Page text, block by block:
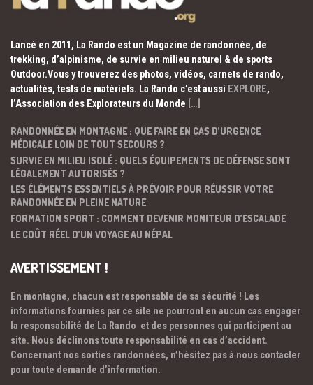
Lancé en 2011, La Rando est un Magazine de randonnée, de
trekking, d’alpinisme, de survie en milieu naturel & de sports
Outdoor.Vous y trouverez des photos, vidéos, carnets de rando,
actualités, tests de matériels. La Rando c’est aussi EXPLORE,
l’Association des Explorateurs du Monde […]
RANDONNÉE EN MONTAGNE : QUE FAIRE EN CAS D’URGENCE
MÉDICALE LOIN DE TOUT SECOURS ?
SURVIE EN MILIEU ISOLÉ : QUELS ÉQUIPEMENTS DE DÉFENSE SONT
LÉGALEMENT AUTORISÉS ?
LES ÉLÉMENTS ESSENTIELS À PRÉVOIR POUR RÉUSSIR VOTRE
RANDONNÉE EN PLEINE NATURE
FORMATION SPORT : COMMENT DEVENIR MONITEUR D’ESCALADE
LE COÛT RÉEL D’UN VOYAGE AU NÉPAL
AVERTISSEMENT !
En montagne, chacun est responsable de sa sécurité ! Les
informations fournies par ce site ne pourront en aucun cas engager
la responsabilité de La Rando et des personnes qui participent au
site. Nous déclinons toute responsabilité en cas d’accident.
Concernant nos sorties randonnées, n’hésitez pas à nous contacter
pour toute demande d’information.